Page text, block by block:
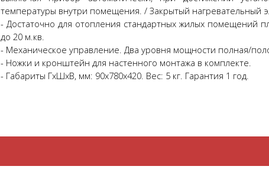
температуры внутри помещения. / Закрытый нагревательный
- Достаточно для отопления стандартных жилых помещений
до 20 м.кв.
- Механическое управление. Два уровня мощности полная/
- Ножки и кронштейн для настенного монтажа в комплекте.
- Габариты ГхШхВ, мм: 90х780х420. Вес: 5 кг. Гарантия 1 год.